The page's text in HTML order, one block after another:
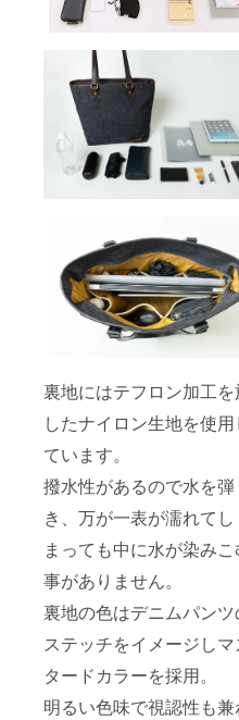
裏地にはテフロン加工
したナイロン生地を使用
ています。
撥水性があるので水を弾
き、万が一表が濡れてし
まっても中に水が染みこ
事がありません。
裏地の色はデニムパン
ステッチをイメージしマ
タードカラーを採用。
明るい色味で視認性も